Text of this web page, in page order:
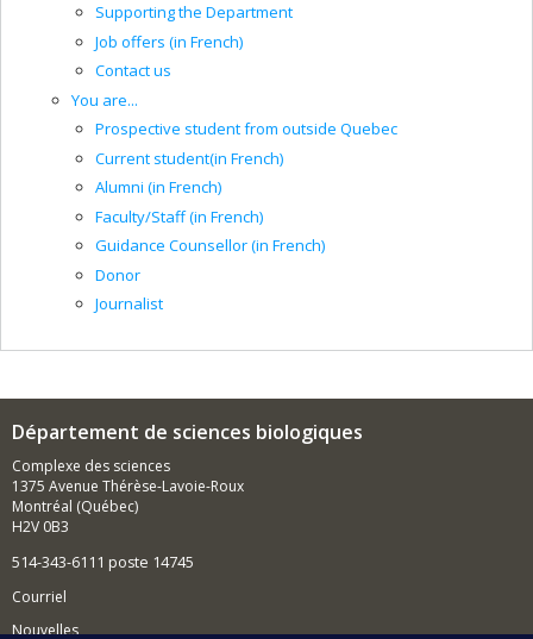
Supporting the Department
Job offers (in French)
Contact us
You are...
Prospective student from outside Quebec
Current student(in French)
Alumni (in French)
Faculty/Staff (in French)
Guidance Counsellor (in French)
Donor
Journalist
Département de sciences biologiques
Complexe des sciences
1375 Avenue Thérèse-Lavoie-Roux
Montréal (Québec)
H2V 0B3
514-343-6111 poste 14745
Courriel
Nouvelles